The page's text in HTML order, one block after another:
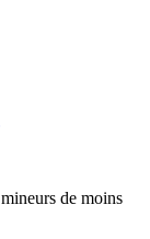
de moins